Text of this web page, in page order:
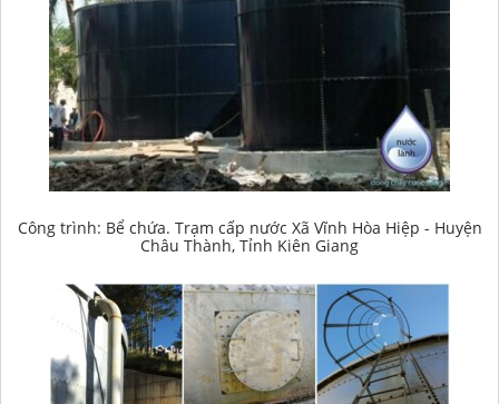
Công trình: Bể chứa. Trạm cấp nước Xã Vĩnh Hòa Hiệp - Huyện
Châu Thành, Tỉnh Kiên Giang